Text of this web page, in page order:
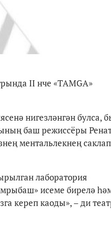
II нче «TAMGA»
нигезләнгән булса,
баш режиссёры
ментальлекнең
лаборатория
исеме бирелә
кереп каоды»,– ди